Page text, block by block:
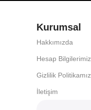
Kurumsal
Hakkımızda
Hesap Bilgilerimiz
Gizlilik Politikamız
İletişim